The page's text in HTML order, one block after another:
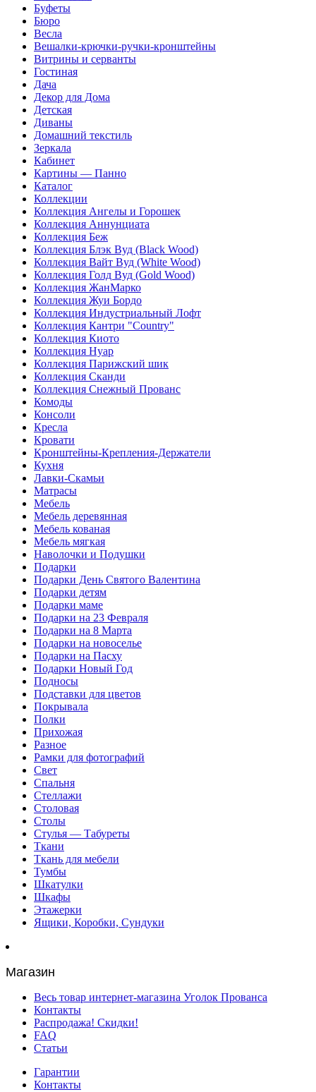
Буфеты
Бюро
Весла
Вешалки-крючки-ручки-кронштейны
Витрины и серванты
Гостиная
Дача
Декор для Дома
Детская
Диваны
Домашний текстиль
Зеркала
Кабинет
Картины — Панно
Каталог
Коллекции
Коллекция Ангелы и Горошек
Коллекция Аннунциата
Коллекция Беж
Коллекция Блэк Вуд (Black Wood)
Коллекция Вайт Вуд (White Wood)
Коллекция Голд Вуд (Gold Wood)
Коллекция ЖанМарко
Коллекция Жуи Бордо
Коллекция Индустриальный Лофт
Коллекция Кантри "Country"
Коллекция Киото
Коллекция Нуар
Коллекция Парижский шик
Коллекция Сканди
Коллекция Снежный Прованс
Комоды
Консоли
Кресла
Кровати
Кронштейны-Крепления-Держатели
Кухня
Лавки-Скамьи
Матрасы
Мебель
Мебель деревянная
Мебель кованая
Мебель мягкая
Наволочки и Подушки
Подарки
Подарки День Святого Валентина
Подарки детям
Подарки маме
Подарки на 23 Февраля
Подарки на 8 Марта
Подарки на новоселье
Подарки на Пасху
Подарки Новый Год
Подносы
Подставки для цветов
Покрывала
Полки
Прихожая
Разное
Рамки для фотографий
Свет
Спальня
Стеллажи
Столовая
Столы
Стулья — Табуреты
Ткани
Ткань для мебели
Тумбы
Шкатулки
Шкафы
Этажерки
Ящики, Коробки, Сундуки
Магазин
Весь товар интернет-магазина Уголок Прованса
Контакты
Распродажа! Скидки!
FAQ
Статьи
Гарантии
Контакты